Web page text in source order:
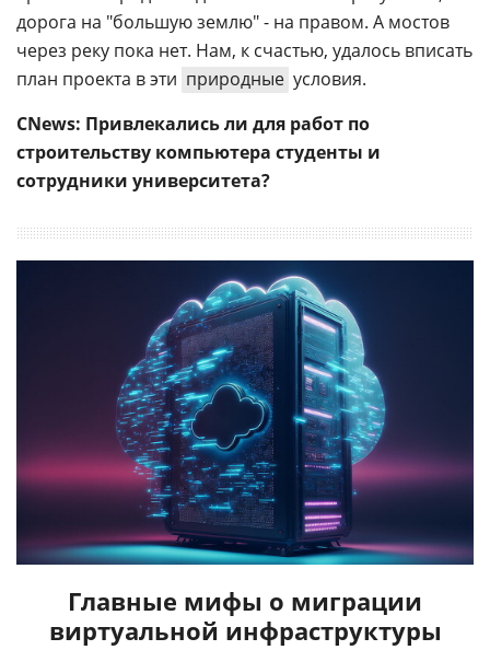
дорога на "большую землю" - на правом. А мостов
через реку пока нет. Нам, к счастью, удалось вписать
план проекта в эти природные условия.
CNews: Привлекались ли для работ по
строительству компьютера студенты и
сотрудники университета?
Главные мифы о миграции
виртуальной инфраструктуры